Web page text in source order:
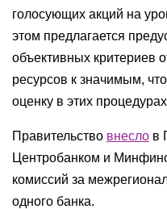
голосующих акций на
этом предлагается
объективных критериев
ресурсов к значимым,
оценку в этих
Правительство внесло в
Центробанком и
комиссий за
одного банка.